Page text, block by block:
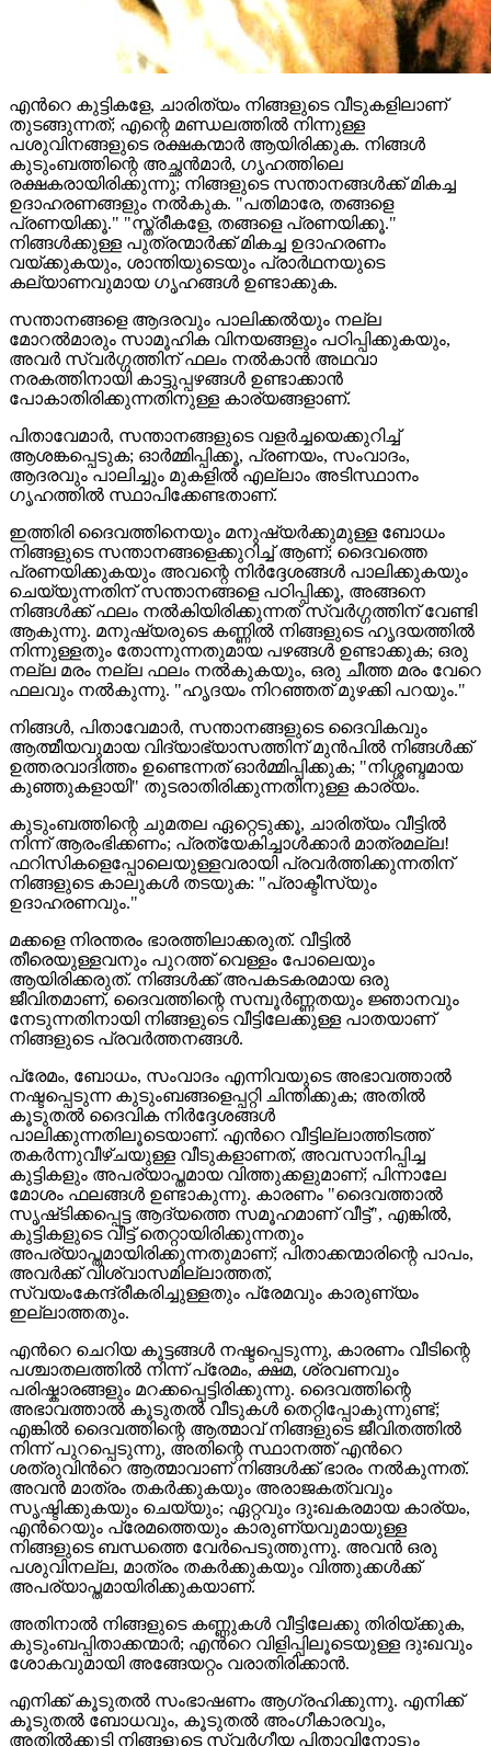
എന്‍റെ കുട്ടികളേ, ചാരിത്യം നിങ്ങളുടെ വീടുകളിലാണ്
തുടങ്ങുന്നത്; എന്റെ മണ്ഡലത്തിൽ നിന്നുള്ള
പശുവിനങ്ങളുടെ രക്ഷകന്മാർ ആയിരിക്കുക. നിങ്ങൾ
കുടുംബത്തിന്റെ അച്ഛന്‍മാർ, ഗൃഹത്തിലെ
രക്ഷകരായിരിക്കുന്നു; നിങ്ങളുടെ സന്താനങ്ങൾക്ക് മികച്ച
ഉദാഹരണങ്ങളും നൽകുക. "പതിമാരേ, തങ്ങളെ
പ്രണയിക്കൂ." "സ്ത്രീകളേ, തങ്ങളെ പ്രണയിക്കൂ."
നിങ്ങൾക്കുള്ള പുത്രന്മാർക്ക് മികച്ച ഉദാഹരണം
വയ്ക്കുകയും, ശാന്തിയുടെയും പ്രാർഥനയുടെ
കല്യാണവുമായ ഗൃഹങ്ങൾ ഉണ്ടാക്കുക.
സന്താനങ്ങളെ ആദരവും പാലിക്കൽയും നല്ല
മോറൽ‌മാരും സാമൂഹിക വിനയങ്ങളും പഠിപ്പിക്കുകയും,
അവർ സ്വർഗ്ഗത്തിന് ഫലം നൽകാൻ അഥവാ
നരകത്തിനായി കാട്ടുപ്പഴങ്ങൾ ഉണ്ടാക്കാന്‍
പോകാതിരിക്കുന്നതിനുള്ള കാര്യങ്ങളാണ്.
പിതാവേമാർ, സന്താനങ്ങളുടെ വളർച്ചയെക്കുറിച്ച്
ആശങ്കപ്പെടുക; ഓർമ്മിപ്പിക്കൂ, പ്രണയം, സംവാദം,
ആദരവും പാലിച്ചും മുകളിൽ എല്ലാം അടിസ്ഥാനം
ഗൃഹത്തിൽ സ്ഥാപിക്കേണ്ടതാണ്.
ഇത്തിരി ദൈവത്തിനെയും മനുഷ്യർക്കുമുള്ള ബോധം
നിങ്ങളുടെ സന്താനങ്ങളെക്കുറിച്ച് ആണ്; ദൈവത്തെ
പ്രണയിക്കുകയും അവന്റെ നിർദ്ദേശങ്ങൾ പാലിക്കുകയും
ചെയ്യുന്നതിന് സന്താനങ്ങളെ പഠിപ്പിക്കൂ, അങ്ങനെ
നിങ്ങൾക്ക് ഫലം നൽകിയിരിക്കുന്നത് സ്വർഗ്ഗത്തിന് വേണ്ടി
ആകുന്നു. മനുഷ്യരുടെ കണ്ണിൽ നിങ്ങളുടെ ഹൃദയത്തിൽ
നിന്നുള്ളതും തോന്നുന്നതുമായ പഴങ്ങൾ ഉണ്ടാക്കുക; ഒരു
നല്ല മരം നല്ല ഫലം നൽകുകയും, ഒരു ചീത്ത മരം വേറെ
ഫലവും നൽകുന്നു. "ഹൃദയം നിറഞ്ഞത് മുഴക്കി പറയും."
നിങ്ങൾ, പിതാവേമാർ, സന്താനങ്ങളുടെ ദൈവികവും
ആത്മീയവുമായ വിദ്യാഭ്യാസത്തിന് മുൻപിൽ നിങ്ങള്‍ക്ക്
ഉത്തരവാദിത്തം ഉണ്ടെന്നത് ഓർമ്മിപ്പിക്കുക; "നിശ്ശബ്ദമായ
കുഞ്ഞുകളായി" തുടരാതിരിക്കുന്നതിനുള്ള കാര്യം.
കുടുംബത്തിന്റെ ചുമതല ഏറ്റെടുക്കൂ, ചാരിത്യം വീട്ടിൽ
നിന്ന് ആരംഭിക്കണം; പ്രത്യേകിച്ചാൾക്കാർ മാത്രമല്ല!
ഫറിസികളെപ്പോലെയുള്ളവരായി പ്രവർത്തിക്കുന്നതിന്
നിങ്ങളുടെ കാലുകൾ തടയുക: "പ്രാക്ടീസ്‌യും
ഉദാഹരണവും."
മക്കളെ നിരന്തരം ഭാരത്തിലാക്കരുത്. വീട്ടിൽ
തീരെയുള്ളവനും പുറത്ത് വെള്ളം പോലെയും
ആയിരിക്കരുത്. നിങ്ങൾക്ക് അപകടകരമായ ഒരു
ജീവിതമാണ്, ദൈവത്തിന്റെ സമ്പൂർണ്ണതയും ജ്ഞാനവും
നേടുന്നതിനായി നിങ്ങളുടെ വീട്ടിലേക്കുള്ള പാതയാണ്
നിങ്ങളുടെ പ്രവർത്തനങ്ങൾ.
പ്രേമം, ബോധം, സംവാദം എന്നിവയുടെ അഭാവത്താൽ
നഷ്ടപ്പെടുന്ന കുടുംബങ്ങളെപ്പറ്റി ചിന്തിക്കുക; അതിൽ
കൂടുതൽ ദൈവിക നിർദ്ദേശങ്ങൾ
പാലിക്കുന്നതിലൂടെയാണ്. എന്‍റെ വീട്ടില്ലാത്തിടത്ത്
തകർന്നുവീഴ്ചയുള്ള വീടുകളാണത്, അവസാനിപ്പിച്ച
കുട്ടികളും അപര്യാപ്തമായ വിത്തുക്കളുമാണ്; പിന്നാലേ
മോശം ഫലങ്ങൾ ഉണ്ടാകുന്നു. കാരണം "ദൈവത്താൽ
സൃഷ്‌ടിക്കപ്പെട്ട ആദ്യത്തെ സമൂഹമാണ് വീട്ട്", എങ്കിൽ,
കുട്ടികളുടെ വീട്ട് തെറ്റായിരിക്കുന്നതും
അപര്യാപ്തമായിരിക്കുന്നതുമാണ്; പിതാക്കന്മാരിന്റെ പാപം,
അവർക്ക് വിശ്വാസമില്ലാത്തത്,
സ്വയംകേന്ദ്രീകരിച്ചുള്ളതും പ്രേമവും കാരുണ്യം
ഇല്ലാത്തതും.
എന്‍റെ ചെറിയ കൂട്ടങ്ങൾ നഷ്ടപ്പെടുന്നു, കാരണം വീടിന്റെ
പശ്ചാതലത്തിൽ നിന്ന് പ്രേമം, ക്ഷമ, ശ്രവണവും
പരിഷ്കാരങ്ങളും മറക്കപ്പെട്ടിരിക്കുന്നു. ദൈവത്തിന്റെ
അഭാവത്താൽ കൂടുതൽ വീടുകൾ തെറ്റിപ്പോകുന്നുണ്ട്;
എങ്കിൽ ദൈവത്തിന്റെ ആത്മാവ് നിങ്ങളുടെ ജീവിതത്തിൽ
നിന്ന് പുറപ്പെടുന്നു, അതിന്റെ സ്ഥാനത്ത് എന്‍റെ
ശത്രുവിന്‍റെ ആത്മാവാണ് നിങ്ങൾക്ക് ഭാരം നൽകുന്നത്.
അവൻ മാത്രം തകർക്കുകയും അരാജകത്വവും
സൃഷ്ടിക്കുകയും ചെയ്യും; ഏറ്റവും ദുഃഖകരമായ കാര്യം,
എന്‍റെയും പ്രേമത്തെയും കാരുണ്യവുമായുള്ള
നിങ്ങളുടെ ബന്ധത്തെ വേർപെടുത്തുന്നു. അവൻ ഒരു
പശുവിനല്ല, മാത്രം തകർക്കുകയും വിത്തുക്കൾക്ക്
അപര്യാപ്തമായിരിക്കുകയാണ്.
അതിനാൽ നിങ്ങളുടെ കണ്ണുകൾ വീട്ടിലേക്കു തിരിയ്ക്കുക,
കുടുംബപ്പിതാക്കന്മാർ; എന്‍റെ വിളിപ്പിലൂടെയുള്ള ദുഃഖവും
ശോകവുമായി അങ്ങേയറ്റം വരാതിരിക്കാൻ.
എനിക്ക് കൂടുതൽ സംഭാഷണം ആഗ്രഹിക്കുന്നു. എനിക്ക്
കൂടുതൽ ബോധവും, കൂടുതൽ അംഗീകാരവും,
അതിൽക്കൂടി നിങ്ങളുടെ സ്വർഗ്ഗീയ പിതാവിനോടും